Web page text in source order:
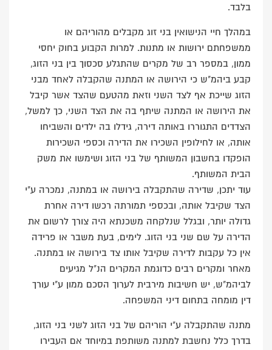
בלבד.
במהלך חיי הנישואין בני זוג מקבלים מהוריהם או
ממשפחתם ירושות או מתנות. למרות הקבוע בחוק יחסי
ממון, במספר רב של מקרים שהתגלע סכסוך בין בני הזוג,
קבע ביהמ"ש כי הירושה או המתנה שהקבלה לאחד מבני
הזוג שייכת אף לצד השני וזאת מהטעם שהצד אשר קיבל
את הירושה או המתנה שיתף בה את הצד השני, כך למשל,
הצדדים התגוררו באותה דירה, גידלו בה ילדים והשביחו
אותה, או לחילופין השכירו את הדירה וכספי השכירות
הופקדו בחשבון המשותף של בני הזוג ושימשו את משק
הבית המשותף.
עוד יתכן, שדירה שהתקבלה בירושה או במתנה, נמכרה ע"י
הצד שקיבל אותה, ובכספי תמורתה רכשו דירה אחרת
גדולה יותר, ובגלל שנלקחה משכנתא היה צורך לרשום את
הדירה על שם שני בני הזוג. לימים, בעת משבר או פרידה
אין כל עקבות לדירה שקיבל אותו צד בירושה או במתנה.
מאחר ומקרים רבים כדוגמת המקרים הנ"ל מגיעים
לביהמ"ש, יש חשיבות מירבית לערוך הסכם ממון ע"י עורך
דין מומחה בתחום דיני המשפחה.
מתנה שהתקבלה ע"י הוריהם של בני הזוג לשני בני הזוג,
בדרך כלל נחשבת למתנה משותפת במיוחד אם העבירו